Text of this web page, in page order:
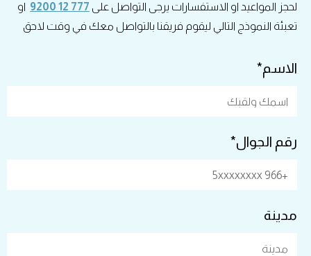
لحجز المواعيد او الاستفسارات يرجى التواصل على 777 12 9200
او
تعبئة النموذج التالي ليقوم فريقنا بالتواصل معك في وقت لاحق
الاسم*
رقم الجوال*
مدينة